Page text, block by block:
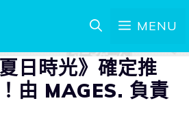
MENU
日時光》確定推
由 MAGES. 負責